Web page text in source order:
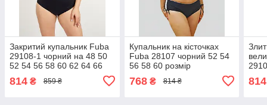
Закритий купальник Fuba
29108-1 чорний на 48 50
52 54 56 58 60 62 64 66
814 ₴ 859 ₴
Купальник на кісточках
Fuba 28107 чорний 52 54
56 58 60 розмір
768₴ 814 ₴ 814